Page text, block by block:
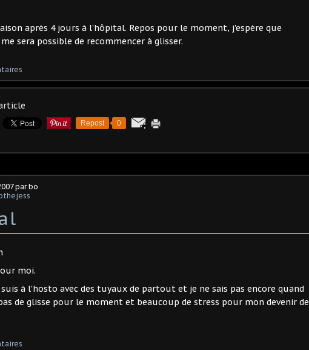
après 4 jours à l'hôpital. Repos pour le moment, j'espère que
sera possible de recommencer à glisser.
Repost 0
par bo
moi.
à l'hosto avec des tuyaux de partout et je ne sais pas encore quand
de glisse pour le moment et beaucoup de stress pour mon devenir de